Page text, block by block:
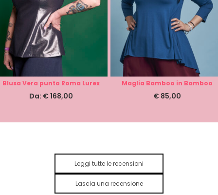
Blusa Vera punto Roma Lurex
Da: €168,00
Maglia Bamboo in Bamboo
€ 85,00
Leggi tutte le recensioni
Lascia una recensione